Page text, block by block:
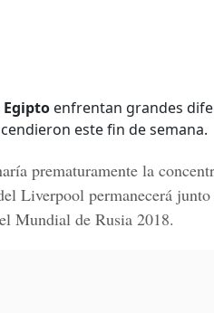
Egipto enfrentan grandes
este fin de semana.
prematuramente la
Liverpool permanecerá junto
Mundial de Rusia 2018.